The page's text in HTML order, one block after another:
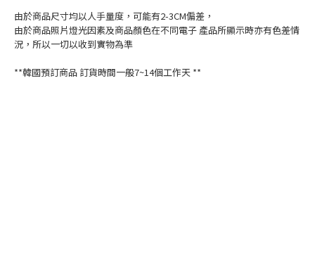
由於商品尺寸均以人手量度，可能有2-3CM偏差，
由於商品照片燈光因素及商品顏色在不同電子 產品所顯示時亦有色差情
況，所以一切以收到實物為準
**韓國預訂商品 訂貨時間一般7~14個工作天 **